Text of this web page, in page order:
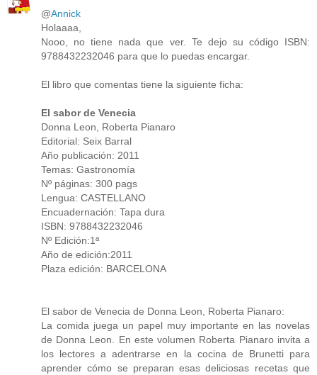
@Annick
Holaaaa,
Nooo, no tiene nada que ver. Te dejo su código ISBN:
9788432232046 para que lo puedas encargar.
El libro que comentas tiene la siguiente ficha:
El sabor de Venecia
Donna Leon, Roberta Pianaro
Editorial: Seix Barral
Año publicación: 2011
Temas: Gastronomía
Nº páginas: 300 pags
Lengua: CASTELLANO
Encuadernación: Tapa dura
ISBN: 9788432232046
Nº Edición:1ª
Año de edición:2011
Plaza edición: BARCELONA
El sabor de Venecia de Donna Leon, Roberta Pianaro:
La comida juega un papel muy importante en las novelas
de Donna Leon. En este volumen Roberta Pianaro invita a
los lectores a adentrarse en la cocina de Brunetti para
aprender cómo se preparan esas deliciosas recetas que